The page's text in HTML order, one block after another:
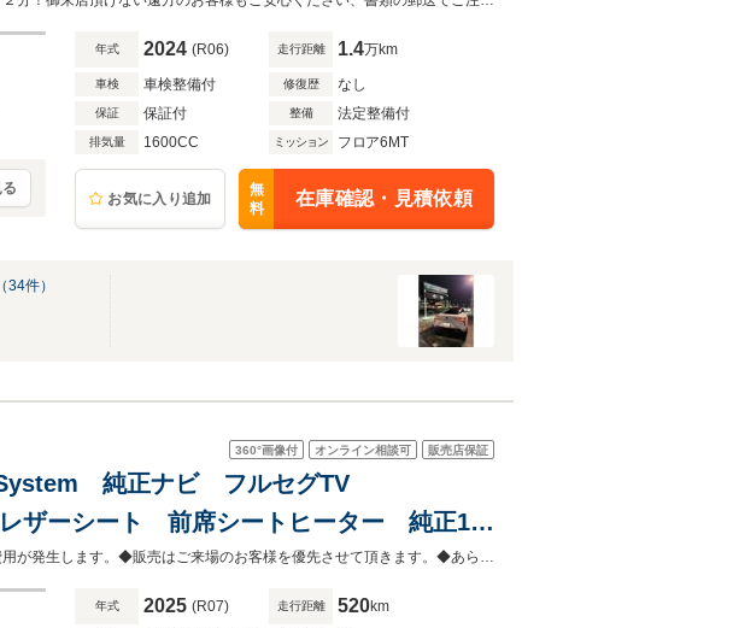
年式 2024 (R06) 走行距離 1.4万km
車検 車検整備付 修復歴 なし
保証 保証付 整備 法定整備付
排気量 1600CC ミッション フロア6MT
お気に入り追加
無
料
在庫確認・見積依頼
34件）
360°画像付 オンライン相談可 販売店保証
純正ナビ フルセグTV
ーシート 前席シートヒーター 純正18
アマット ビルトインETC2.0
◆当店以外で購入される場合は陸送費用等、別途費用が発生します。◆販売はご来場のお客様を優先させて頂きます。◆あらかじめご確認下さい※販売は一般のお客様に限ります。
年式 2025 (R07) 走行距離 520km